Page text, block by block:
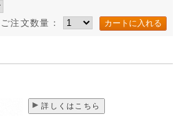
ご注文数量：
詳しくはこちら